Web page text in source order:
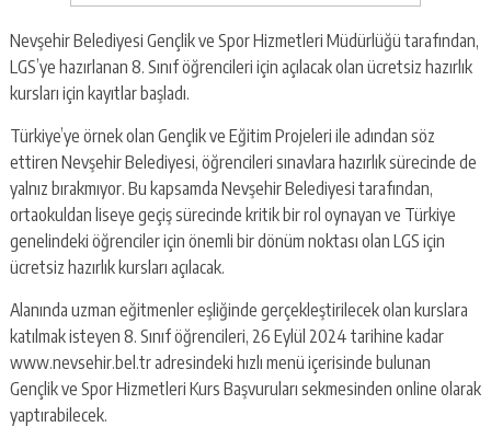
Nevşehir Belediyesi Gençlik ve Spor Hizmetleri Müdürlüğü tarafından,
LGS’ye hazırlanan 8. Sınıf öğrencileri için açılacak olan ücretsiz hazırlık
kursları için kayıtlar başladı.
Türkiye’ye örnek olan Gençlik ve Eğitim Projeleri ile adından söz
ettiren Nevşehir Belediyesi, öğrencileri sınavlara hazırlık sürecinde de
yalnız bırakmıyor. Bu kapsamda Nevşehir Belediyesi tarafından,
ortaokuldan liseye geçiş sürecinde kritik bir rol oynayan ve Türkiye
genelindeki öğrenciler için önemli bir dönüm noktası olan LGS için
ücretsiz hazırlık kursları açılacak.
Alanında uzman eğitmenler eşliğinde gerçekleştirilecek olan kurslara
katılmak isteyen 8. Sınıf öğrencileri, 26 Eylül 2024 tarihine kadar
www.nevsehir.bel.tr adresindeki hızlı menü içerisinde bulunan
Gençlik ve Spor Hizmetleri Kurs Başvuruları sekmesinden online olarak
yaptırabilecek.